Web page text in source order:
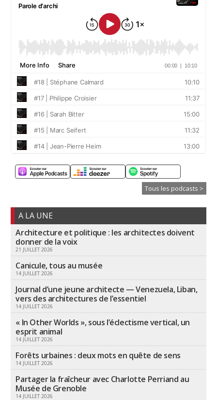
Tous les podcasts >
A LA UNE
Architecture et politique : les architectes doivent
donner de la voix
21 JUILLET 2026
Canicule, tous au musée
14 JUILLET 2026
Journal d’une jeune architecte — Venezuela, Liban,
vers des architectures de l’essentiel
14 JUILLET 2026
« In Other Worlds », sous l’éclectisme vertical, un
esprit animal
14 JUILLET 2026
Forêts urbaines : deux mots en quête de sens
14 JUILLET 2026
Partager la fraîcheur avec Charlotte Perriand au
Musée de Grenoble
14 JUILLET 2026